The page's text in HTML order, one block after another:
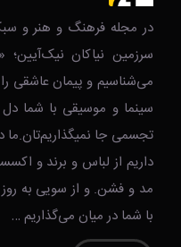
در مجله فرهنگ و هنر و
سرزمین نیاکان نیک‌‌‌آیین؛
می‌شناسیم و پیمان عاشقی را
سینما و موسیقی با شما دل
تجسمی جا نمیگذاریم‌تان.ما
داریم از لباس و برند و
مد و فشن. و از سویی به
با شما در میان می‌گذاریم …